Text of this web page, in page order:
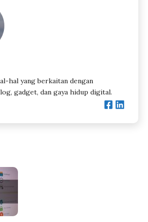
hal yang berkaitan dengan
gadget, dan gaya hidup digital.